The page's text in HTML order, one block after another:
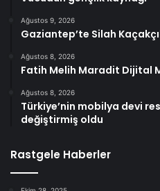
Ağustos 9, 2026
Gaziantep’te Silah
Ağustos 8, 2026
Fatih Melih Maradit Dijital
Ağustos 8, 2026
Türkiye’nin mobilya devi
değiştirmiş oldu
Rastgele Haberler